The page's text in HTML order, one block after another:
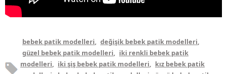
bebek patik modelleri, değişik bebek patik modelleri,
güzel bebek patik modelleri, iki renkli bebek patik
modelleri, iki şiş bebek patik modelleri, kız bebek patik